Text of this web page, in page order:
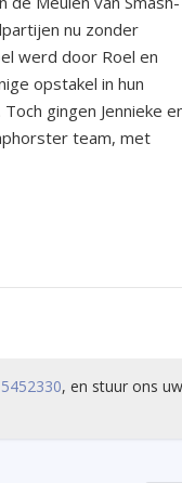
nu zonder
werd door Roel en
opstakel in hun
gingen Jennieke
team, met
, en stuur ons